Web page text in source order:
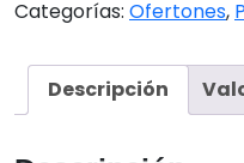
Clasico
(Bolsón)
Categorías: Ofertones,
Descripción